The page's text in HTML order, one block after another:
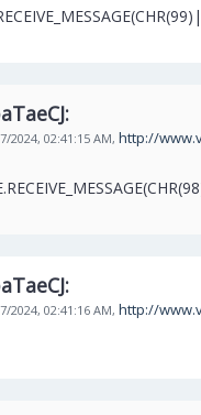
2024, 02:41:15 AM, http://
2024, 02:41:16 AM, http://